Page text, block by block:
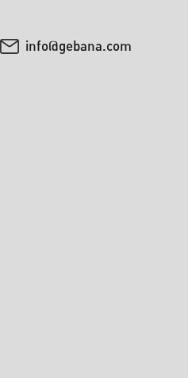
info@gebana.com